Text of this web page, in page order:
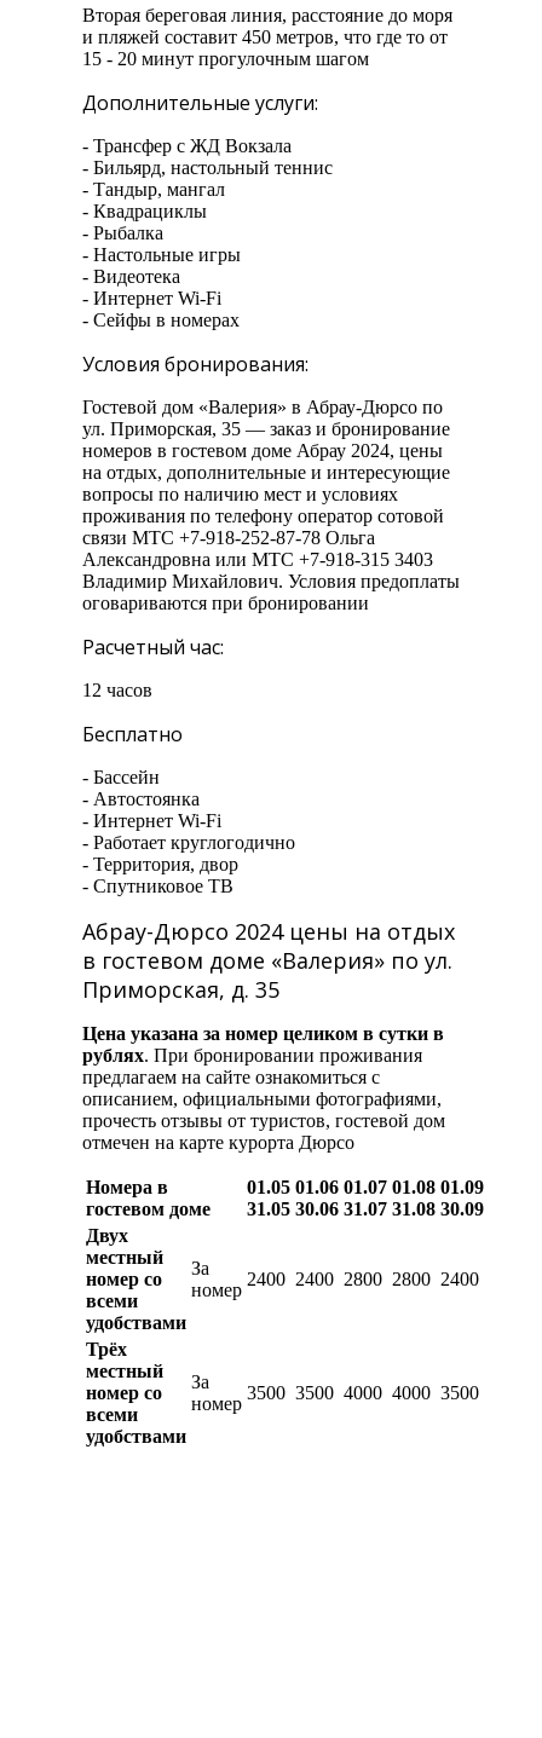
Вторая береговая линия, расстояние до моря
и пляжей составит 450 метров, что где то от
15 - 20 минут прогулочным шагом
Дополнительные услуги:
- Трансфер с ЖД Вокзала
- Бильярд, настольный теннис
- Тандыр, мангал
- Квадрациклы
- Рыбалка
- Настольные игры
- Видеотека
- Интернет Wi-Fi
- Сейфы в номерах
Условия бронирования:
Гостевой дом «Валерия» в Абрау-Дюрсо по
ул. Приморская, 35 — заказ и бронирование
номеров в гостевом доме Абрау 2024, цены
на отдых, дополнительные и интересующие
вопросы по наличию мест и условиях
проживания по телефону оператор сотовой
связи МТС +7-918-252-87-78 Ольга
Александровна или МТС +7-918-315 3403
Владимир Михайлович. Условия предоплаты
оговариваются при бронировании
Расчетный час:
12 часов
Бесплатно
- Бассейн
- Автостоянка
- Интернет Wi-Fi
- Работает круглогодично
- Территория, двор
- Спутниковое ТВ
Абрау-Дюрсо 2024 цены на отдых
в гостевом доме «Валерия» по ул.
Приморская, д. 35
Цена указана за номер целиком в сутки в
рублях. При бронировании проживания
предлагаем на сайте ознакомиться с
описанием, официальными фотографиями,
прочесть отзывы от туристов, гостевой дом
отмечен на карте курорта Дюрсо
Номера в
гостевом доме
01.05
31.05
01.06
30.06
01.07
31.07
01.08
31.08
01.09
30.09
Двух
местный
номер со
всеми
удобствами
За
номер
2400 2400 2800 2800 2400
Трёх
местный
номер со
всеми
удобствами
За
номер
3500 3500 4000 4000 3500